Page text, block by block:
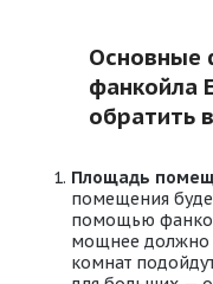
Основные
фанкойла
обратить
Площадь
помещения
помощью
мощнее должно
комнат